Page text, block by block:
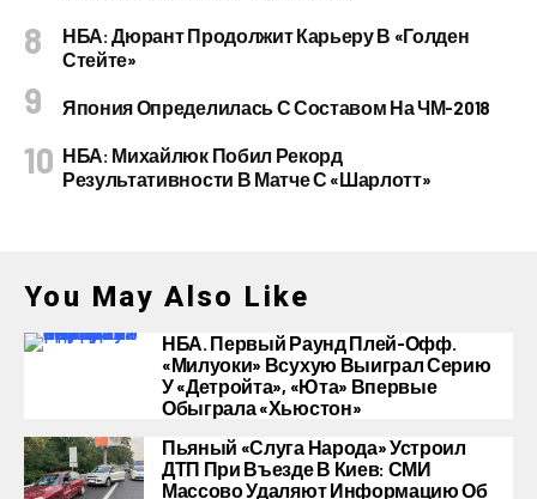
НБА: Дюрант Продолжит Карьеру В «Голден
Стейте»
Япония Определилась С Составом На ЧМ-2018
НБА: Михайлюк Побил Рекорд
Результативности В Матче С «Шарлотт»
You May Also Like
НБА. Первый Раунд Плей-Офф.
«Милуоки» Всухую Выиграл Серию
У «Детройта», «Юта» Впервые
Обыграла «Хьюстон»
Пьяный «слуга Народа» Устроил
ДТП При Въезде В Киев: СМИ
Массово Удаляют Информацию Об